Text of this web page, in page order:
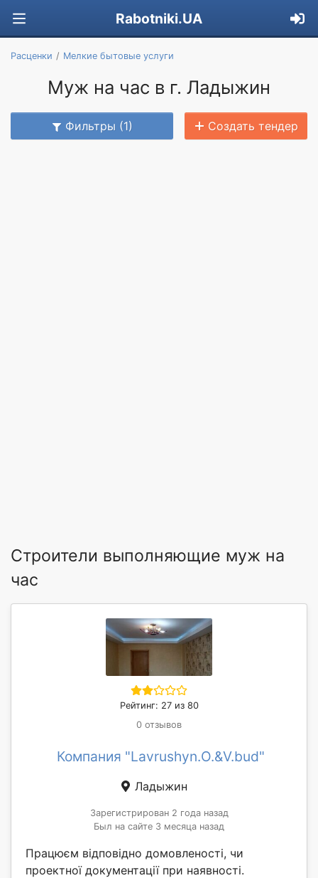
Rabotniki.UA
Расценки Мелкие бытовые услуги
Муж на час в г. Ладыжин
Фильтры (1) Создать тендер
Строители выполняющие муж на
час
Рейтинг: 27 из 80
0 отзывов
Компания "Lavrushyn.О.&V.bud"
Ладыжин
Зарегистрирован 2 года назад
Был на сайте 3 месяца назад
Працюєм відповідно домовленості, чи
проектної документації при наявності.